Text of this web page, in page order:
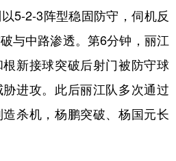
5-2-3阵型稳固防守，伺机反
与中路渗透。第6分钟，丽江
新接球突破后射门被防守球
进攻。此后丽江队多次通过
杀机，杨鹏突破、杨国元长